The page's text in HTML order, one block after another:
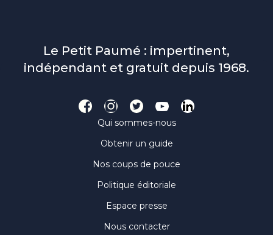
Le Petit Paumé : impertinent,
indépendant et gratuit depuis 1968.
Qui sommes-nous
Obtenir un guide
Nos coups de pouce
Politique éditoriale
Espace presse
Nous contacter